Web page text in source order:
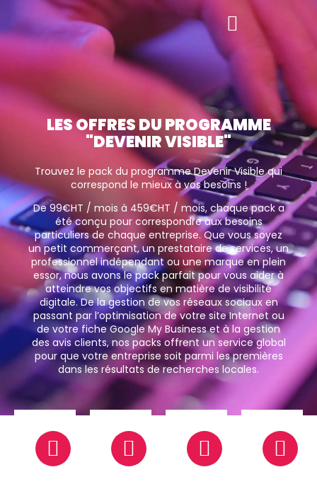
LES OFFRES DU PROGRAMME
"DEVENIR VISIBLE"
Trouvez le pack du programme Devenir Visible qui
correspond le mieux à vos besoins !
De 99€HT / mois à 459€HT / mois, chaque pack a
été conçu pour correspondre aux besoins
particuliers de chaque entreprise. Que vous soyez
un petit commerçant, un prestataire de services, un
professionnel indépendant ou une marque en plein
essor, nous avons le pack parfait pour vous aider à
atteindre vos objectifs en matière de visibilité
digitale. De la gestion de vos réseaux sociaux en
passant par l’optimisation de votre site Internet ou
de votre fiche Google My Business et à la gestion
des avis clients, nos packs offrent un service global
pour que votre entreprise soit parmi les premières
dans les résultats de recherches locales.